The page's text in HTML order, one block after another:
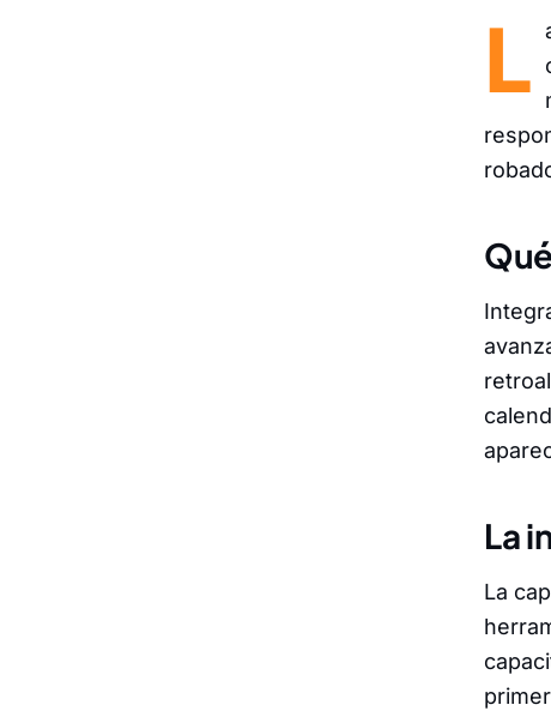
L
La
La